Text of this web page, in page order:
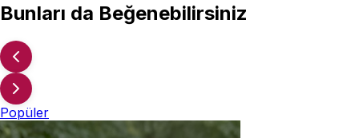
Bunları da Beğenebilirsiniz
Popüler